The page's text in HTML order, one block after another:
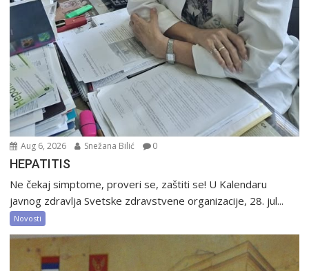
Aug 6, 2026 Snežana Bilić 0
HEPATITIS
Ne čekaj simptome, proveri se, zaštiti se! U Kalendaru
javnog zdravlja Svetske zdravstvene organizacije, 28. jul...
Novosti